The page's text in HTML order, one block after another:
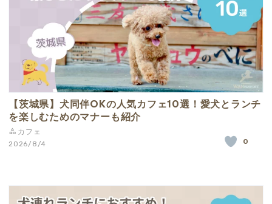
【茨城県】犬同伴OKの人気カフェ10選！愛犬とランチ
を楽しむためのマナーも紹介
カフェ
2026/8/4 0